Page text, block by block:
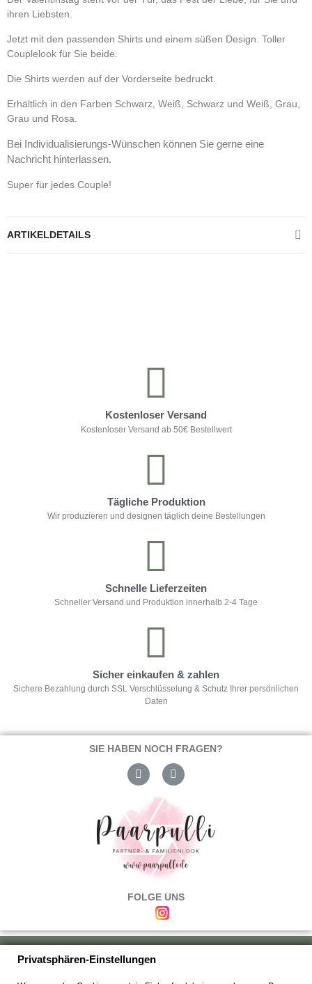
ihren Liebsten.
Jetzt mit den passenden Shirts und einem süßen Design. Toller
Couplelook für Sie beide.
Die Shirts werden auf der Vorderseite bedruckt.
Erhältlich in den Farben Schwarz, Weiß, Schwarz und Weiß, Grau,
Grau und Rosa.
Bei Individualisierungs-Wünschen können Sie gerne eine
Nachricht hinterlassen.
Super für jedes Couple!
ARTIKELDETAILS
Kostenloser Versand
Kostenloser Versand ab 50€ Bestellwert
Tägliche Produktion
Wir produzieren und designen täglich deine Bestellungen
Schnelle Lieferzeiten
Schneller Versand und Produktion innerhalb 2-4 Tage
Sicher einkaufen & zahlen
Sichere Bezahlung durch SSL Verschlüsselung & Schutz Ihrer persönlichen
Daten
SIE HABEN NOCH FRAGEN?
FOLGE UNS
Über uns|Versand & Zahlung|Umtausch & Rückgabe
Privatsphären-Einstellungen